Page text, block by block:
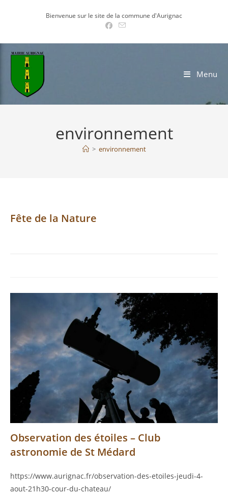
Bienvenue sur le site de la commune d'Aurignac
Menu
environnement
> environnement
Fête de la Nature
Observation des étoiles – Club
astronomie de St Médard
https://www.aurignac.fr/observation-des-etoiles-jeudi-4-
aout-21h30-cour-du-chateau/